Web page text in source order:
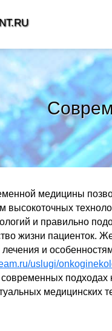
медицины
высокоточных
и правильно
жизни пациенток.
лечения и
uslugi/
подходах
медицинских